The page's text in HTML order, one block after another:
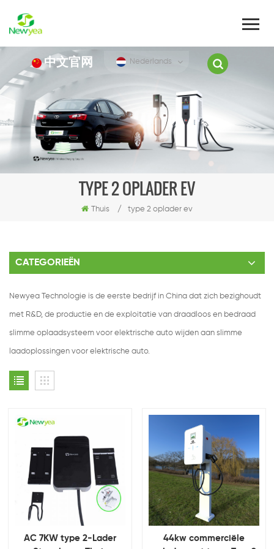
中文官网 Nederlands
TYPE 2 OPLADER EV
Thuis / type 2 oplader ev
CATEGORIEËN
Newyea Technologie is de eerste bedrijf in China dat zich bezighoudt
met R&D, de productie en de exploitatie van draadloos en bedraad
slimme oplaadsysteem voor elektrische auto wijden aan slimme
laadoplossingen voor elektrische auto.
AC 7KW type 2-Lader
44kw commerciële